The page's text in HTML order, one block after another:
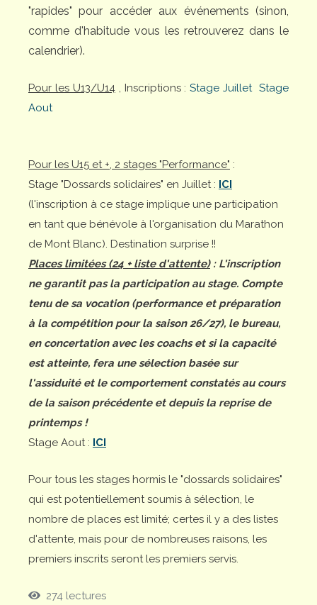
"rapides" pour accéder aux événements (sinon,
comme d'habitude vous les retrouverez dans le
calendrier).
Pour les U13/U14, Inscriptions :Stage Juillet Stage
Aout
Pour les U15 et +, 2 stages "Performance" :
Stage "Dossards solidaires" en Juillet : ICI
(l'inscription à ce stage implique une participation
en tant que bénévole à l'organisation du Marathon
de Mont Blanc). Destination surprise !!
Places limitées (24 + liste d'attente): L'inscription
ne garantit pas la participation au stage. Compte
tenu de sa vocation (performance et préparation
à la compétition pour la saison 26/27), le bureau,
en concertation avec les coachs et si la capacité
est atteinte, fera une sélection basée sur
l'assiduité et le comportement constatés au cours
de la saison précédente et depuis la reprise de
printemps !
Stage Aout : ICI
Pour tous les stages hormis le "dossards solidaires"
qui est potentiellement soumis à sélection, le
nombre de places est limité; certes il y a des listes
d'attente, mais pour de nombreuses raisons, les
premiers inscrits seront les premiers servis.
274 lectures